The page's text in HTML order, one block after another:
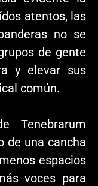
atentos, las
no se
de gente
y elevar sus
común.
Tenebrarum
de una cancha
espacios
voces para